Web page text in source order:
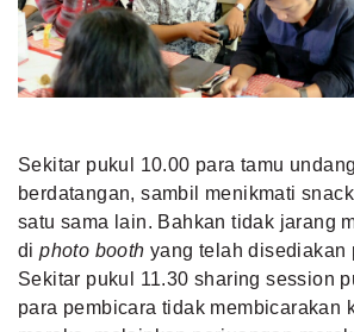
Sekitar pukul 10.00 para tamu
berdatangan, sambil menikmati
satu sama lain. Bahkan tidak jarang
diphoto booth yang telah disediakan
Sekitar pukul 11.30 sharing session
para pembicara tidak membicarakan